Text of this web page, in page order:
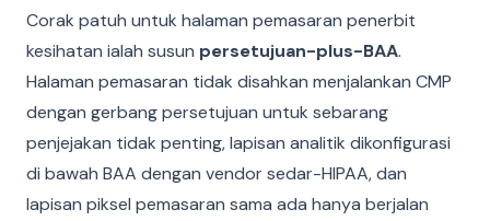
Corak patuh untuk halaman pemasaran penerbit
kesihatan ialah susun persetujuan-plus-BAA.
Halaman pemasaran tidak disahkan menjalankan CMP
dengan gerbang persetujuan untuk sebarang
penjejakan tidak penting, lapisan analitik dikonfigurasi
di bawah BAA dengan vendor sedar-HIPAA, dan
lapisan piksel pemasaran sama ada hanya berjalan